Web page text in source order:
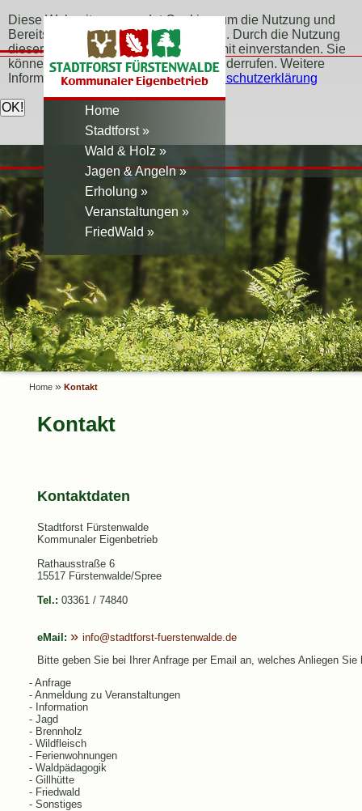
Diese Webseite verwendet Cookies, um die Nutzung und
Bereitstellung der Seite zu verbessern. Durch die Nutzung
dieser Webseite erklären Sie sich damit einverstanden. Sie
können Ihr Einverständnis jederzeit widerrufen. Weitere
Informationen erfahren Sie hier:Datenschutzerklärung
Home
Stadtforst
Wald & Holz
Jagen & Angeln
Erholung
Veranstaltungen
FriedWald
Home » Kontakt
Kontakt
Kontaktdaten
Stadtforst Fürstenwalde
Kommunaler Eigenbetrieb
Rathausstraße 6
15517 Fürstenwalde/Spree
Tel.: 03361 / 74840
eMail:
info@stadtforst-fuerstenwalde.de
Bitte geben Sie bei Ihrer Anfrage per Email an, welches Anliegen Sie
- Anfrage
- Anmeldung zu Veranstaltungen
- Information
- Jagd
- Brennholz
- Wildfleisch
- Ferienwohnungen
- Waldpädagogik
- Gillhütte
- Friedwald
- Sonstiges